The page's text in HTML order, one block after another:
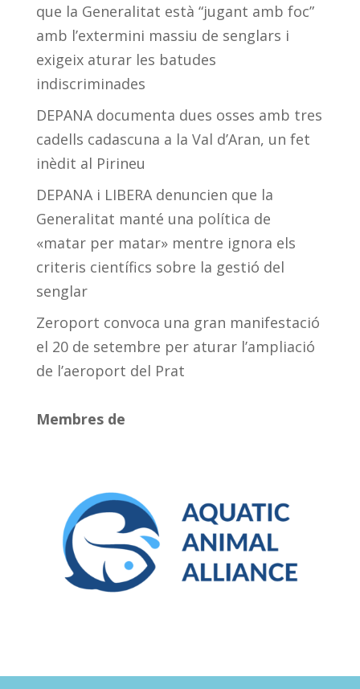
que la Generalitat està “jugant amb foc”
amb l’extermini massiu de senglars i
exigeix aturar les batudes
indiscriminades
DEPANA documenta dues osses amb tres
cadells cadascuna a la Val d’Aran, un fet
inèdit al Pirineu
DEPANA i LIBERA denuncien que la
Generalitat manté una política de
«matar per matar» mentre ignora els
criteris científics sobre la gestió del
senglar
Zeroport convoca una gran manifestació
el 20 de setembre per aturar l’ampliació
de l’aeroport del Prat
Membres de